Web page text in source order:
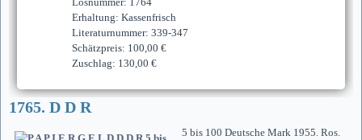
Erhaltung: Kassenfrisch
Literaturnummer: 339-347
Schätzpreis: 100,00 €
Zuschlag: 130,00 €
1765. D D R
5 bis 100 Deutsche Mark 1955. Ros.